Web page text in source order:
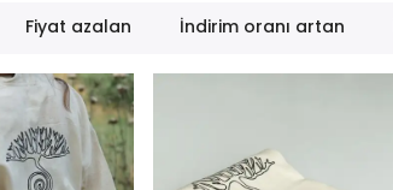
Fiyat azalan İndirim oranı artan